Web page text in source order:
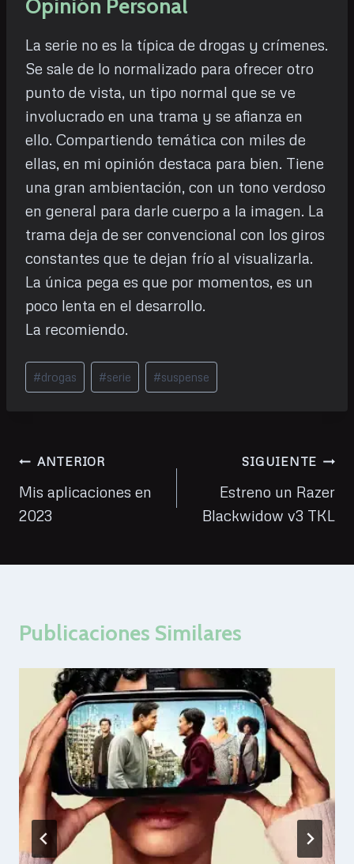
Opinión Personal
La serie no es la típica de drogas y crímenes.
Se sale de lo normalizado para ofrecer otro
punto de vista, un tipo normal que se ve
involucrado en una trama y se afianza en
ello. Compartiendo temática con miles de
ellas, en mi opinión destaca para bien. Tiene
una gran ambientación, con un tono verdoso
en general para darle cuerpo a la imagen. La
trama deja de ser convencional con los giros
constantes que te dejan frío al visualizarla.
La única pega es que por momentos, es un
poco lenta en el desarrollo.
La recomiendo.
Etiquetas
de
#drogas #serie #suspense
Navegación
de
entradas
ANTERIOR
Mis aplicaciones en
2023
SIGUIENTE
Estreno un Razer
Blackwidow v3 TKL
Publicaciones Similares